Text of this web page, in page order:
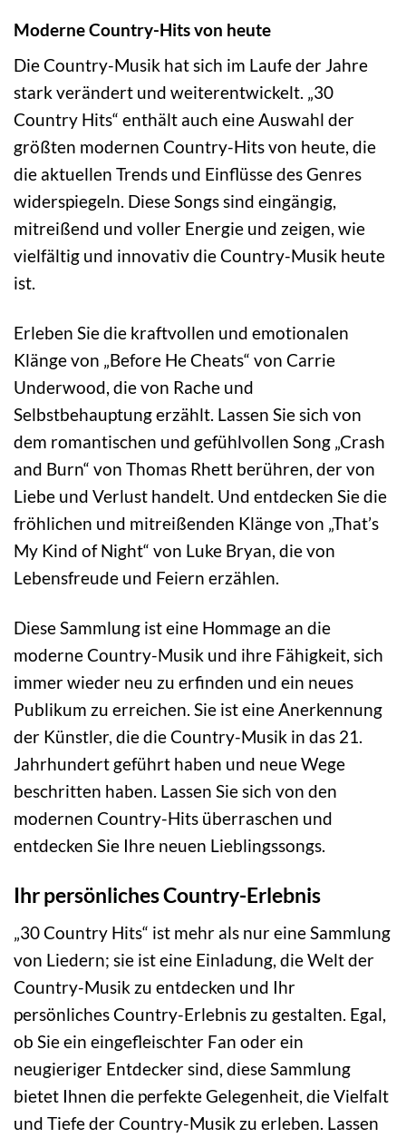
Moderne Country-Hits von heute
Die Country-Musik hat sich im Laufe der Jahre
stark verändert und weiterentwickelt. „30
Country Hits“ enthält auch eine Auswahl der
größten modernen Country-Hits von heute, die
die aktuellen Trends und Einflüsse des Genres
widerspiegeln. Diese Songs sind eingängig,
mitreißend und voller Energie und zeigen, wie
vielfältig und innovativ die Country-Musik heute
ist.
Erleben Sie die kraftvollen und emotionalen
Klänge von „Before He Cheats“ von Carrie
Underwood, die von Rache und
Selbstbehauptung erzählt. Lassen Sie sich von
dem romantischen und gefühlvollen Song „Crash
and Burn“ von Thomas Rhett berühren, der von
Liebe und Verlust handelt. Und entdecken Sie die
fröhlichen und mitreißenden Klänge von „That’s
My Kind of Night“ von Luke Bryan, die von
Lebensfreude und Feiern erzählen.
Diese Sammlung ist eine Hommage an die
moderne Country-Musik und ihre Fähigkeit, sich
immer wieder neu zu erfinden und ein neues
Publikum zu erreichen. Sie ist eine Anerkennung
der Künstler, die die Country-Musik in das 21.
Jahrhundert geführt haben und neue Wege
beschritten haben. Lassen Sie sich von den
modernen Country-Hits überraschen und
entdecken Sie Ihre neuen Lieblingssongs.
Ihr persönliches Country-Erlebnis
„30 Country Hits“ ist mehr als nur eine Sammlung
von Liedern; sie ist eine Einladung, die Welt der
Country-Musik zu entdecken und Ihr
persönliches Country-Erlebnis zu gestalten. Egal,
ob Sie ein eingefleischter Fan oder ein
neugieriger Entdecker sind, diese Sammlung
bietet Ihnen die perfekte Gelegenheit, die Vielfalt
und Tiefe der Country-Musik zu erleben. Lassen